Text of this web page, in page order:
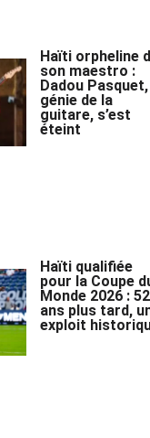
Haïti orpheline
son maestro :
Dadou
génie de la
guitare, s’est
éteint
Haïti qualifiée
pour la Coupe
Monde 2026 : 52
ans plus tard,
exploit